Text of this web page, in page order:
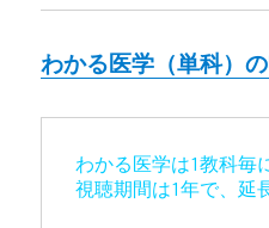
わかる医学（単科）
わかる医学は1教科毎
視聴期間は1年で、延